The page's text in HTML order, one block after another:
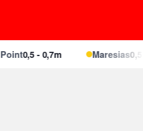
0,5 - 0,7m Maresias0,5 -